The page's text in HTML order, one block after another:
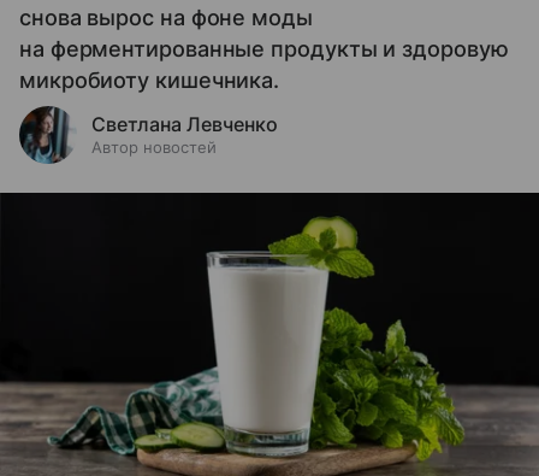
снова вырос на фоне моды
на ферментированные продукты и здоровую
микробиоту кишечника.
Светлана Левченко
Автор новостей